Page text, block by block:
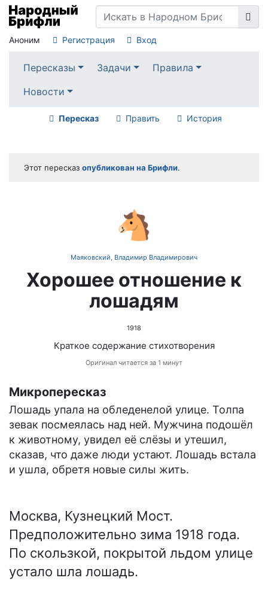
Аноним Регистрация Вход
Пересказы Задачи
Правила
Новости
Пересказ Править История
Этот пересказ опубликован на Брифли.
🐴
Маяковский, Владимир Владимирович
Хорошее отношение к
лошадям
1918
Краткое содержание стихотворения
Оригинал читается за 1 минут
Микропересказ
Лошадь упала на обледенелой улице. Толпа
зевак посмеялась над ней. Мужчина подошёл
к животному, увидел её слёзы и утешил,
сказав, что даже люди устают. Лошадь встала
и ушла, обретя новые силы жить.
Москва, Кузнецкий Мост.
Предположительно зима 1918 года.
По скользкой, покрытой льдом улице
устало шла лошадь.